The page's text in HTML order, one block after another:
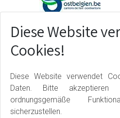
Diese Website
Cookies!
Diese Website verwendet
Daten. Bitte
ordnungsgemäße
sicherzustellen.